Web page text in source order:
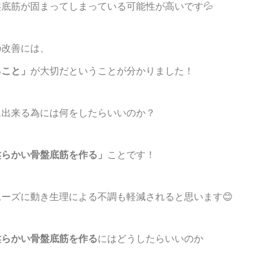
筋が固まってしまっている可能性が高いです💦
善には、
と」 が大切だということが分かりました！
来る為には何をしたらいいのか？
かい骨盤底筋を作る」 ことです！
ズに動き生理による不調も軽減されると思います😊
かい骨盤底筋を作るにはどうしたらいいのか